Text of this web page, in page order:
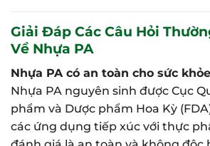
Giải Đáp Các Câu Hỏi
Về Nhựa PA
Nhựa PA có an toàn cho sức
Nhựa PA nguyên sinh được Cục
phẩm và Dược phẩm Hoa Kỳ
các ứng dụng tiếp xúc với thực